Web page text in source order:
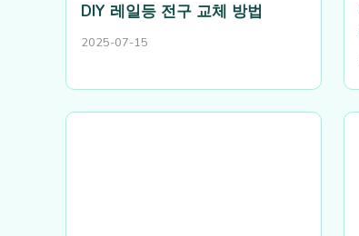
DIY 레일등 전구 교체 방법
2025-07-15